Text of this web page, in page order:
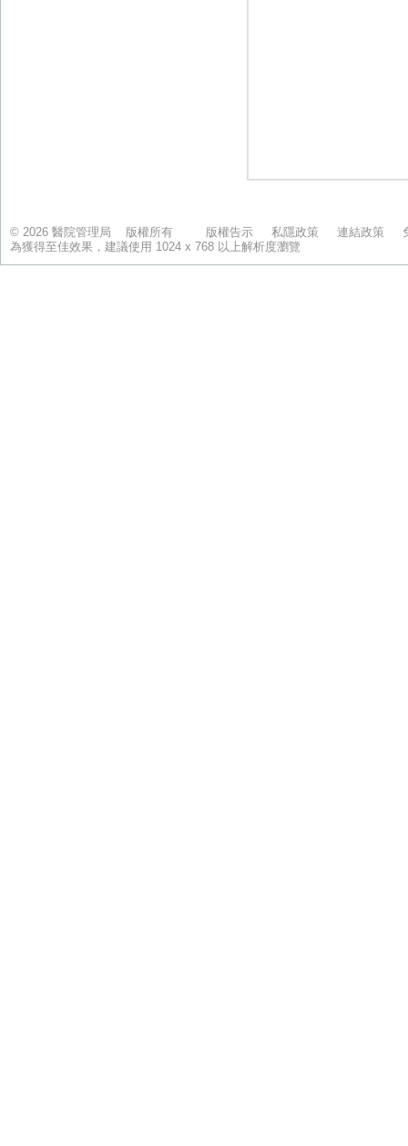
© 2026 醫院管理局 版權所有 版權告示 私隱政策 連結政策
為獲得至佳效果，建議使用 1024 x 768 以上解析度瀏覽